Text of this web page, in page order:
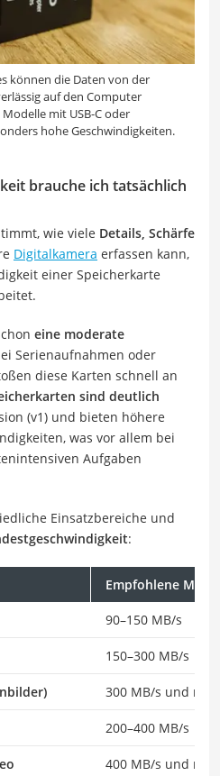
können die Daten von der
auf den Computer
mit USB-C oder
hohe Geschwindigkeiten.
brauche ich tatsächlich
wie viele Details, Schärfe
Digitalkamera erfassen kann,
einer Speicherkarte
eine moderate
Serienaufnahmen oder
diese Karten schnell an
sind deutlich
(v1) und bieten höhere
was vor allem bei
Aufgaben
Einsatzbereiche und
:
Empfohlene
90–150 MB/s
150–300 MB/s
300 MB/s und
200–400 MB/s
400 MB/s und